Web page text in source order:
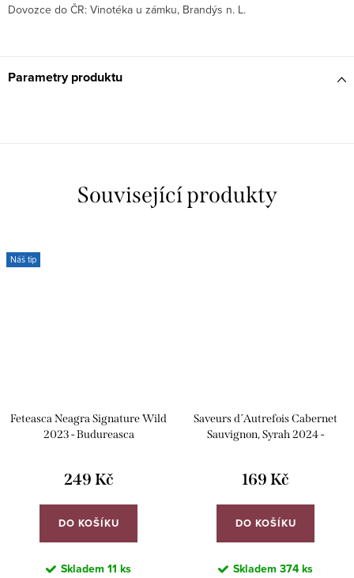
Dovozce do ČR: Vinotéka u zámku, Brandýs n. L.
Parametry produktu
Související produkty
Náš tip
Feteasca Neagra Signature Wild
2023 - Budureasca
249 Kč
DO KOŠÍKU
Skladem 11 ks
Saveurs d´Autrefois Cabernet
Sauvignon, Syrah 2024 -
169 Kč
DO KOŠÍKU
Skladem 374 ks